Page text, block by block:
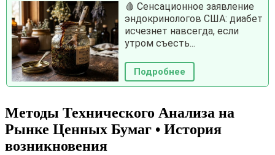
🩸 Сенсационное заявление
эндокринологов США: диабет
исчезнет навсегда, если
утром съесть...
Подробнее
Методы Технического Анализа на
Рынке Ценных Бумаг • История
возникновения